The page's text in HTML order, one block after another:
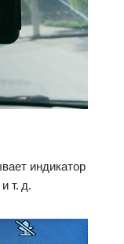
индикатор
т. д.